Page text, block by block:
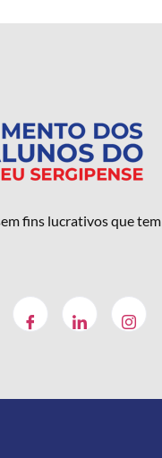
fins lucrativos que tem